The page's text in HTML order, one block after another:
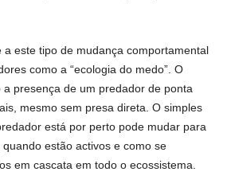
a este tipo de mudança comportamental
como a “ecologia do medo”. O
presença de um predador de ponta
mesmo sem presa direta. O simples
está por perto pode mudar para
estão activos e como se
em cascata em todo o ecossistema.